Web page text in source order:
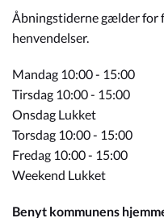
Åbningstiderne gælder for
henvendelser.
Mandag 10:00 - 15:00
Tirsdag 10:00 - 15:00
Onsdag Lukket
Torsdag 10:00 - 15:00
Fredag 10:00 - 15:00
Weekend Lukket
Benyt kommunens